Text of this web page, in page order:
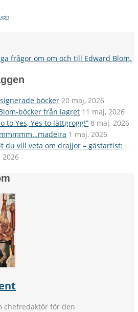
frågor om om och till Edward Blom.
böcker 20 maj, 2026
böcker från lagret 11 maj, 2026
to Yes, Yes to lättgrogg!” 8 maj, 2026
1 maj, 2026
du vill veta om drajjor – gästartist:
2026
chefredaktör för den